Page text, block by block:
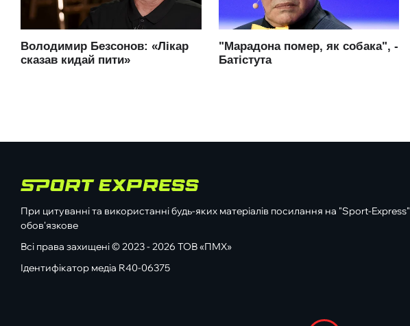
При цитуванні та використанні будь-яких матеріалів посилання на "Sport-Express"
обов'язкове
Всі права захищені © 2023 - 2026 ТОВ «ПМХ»
Ідентифікатор медіа R40-06375